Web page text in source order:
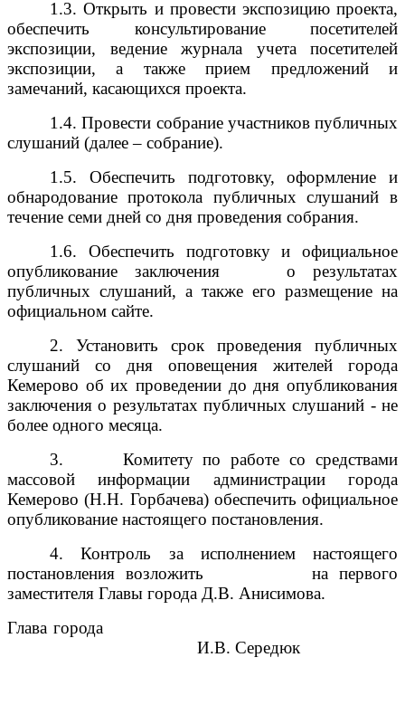
1.3. Открыть и провести экспозицию проекта,
обеспечить консультирование посетителей
экспозиции, ведение журнала учета посетителей
экспозиции, а также прием предложений и
замечаний, касающихся проекта.
1.4. Провести собрание участников публичных
слушаний (далее – собрание).
1.5. Обеспечить подготовку, оформление и
обнародование протокола публичных слушаний в
течение семи дней со дня проведения собрания.
1.6. Обеспечить подготовку и официальное
опубликование заключения
о результатах
публичных слушаний, а также его размещение на
официальном сайте.
2. Установить срок проведения публичных
слушаний со дня оповещения жителей города
Кемерово об их проведении до дня опубликования
заключения о результатах публичных слушаний - не
более одного месяца.
3.
Комитету по работе со средствами
массовой информации администрации города
Кемерово (Н.Н. Горбачева) обеспечить официальное
опубликование настоящего постановления.
4. Контроль за исполнением настоящего
постановления возложить
на первого
заместителя Главы города Д.В. Анисимова.
Глава города
И.В. Середюк